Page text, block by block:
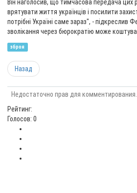
Він наголосив, що тимчасова передача цих
врятувати життя українців і посилити
потрібні Україні саме зараз", -
зволікання через бюрократію може
зброя
Назад
Недостаточно прав для
Рейтинг:
Голосов: 0